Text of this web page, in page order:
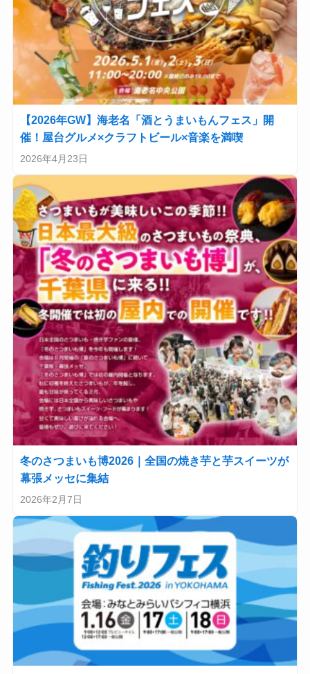
【2026年GW】海老名「酒とうまいもんフェス」開
催！屋台グルメ×クラフトビール×音楽を満喫
2026年4月23日
冬のさつまいも博2026｜全国の焼き芋と芋スイーツが
幕張メッセに集結
2026年2月7日